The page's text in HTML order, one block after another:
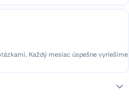
Každý mesiac úspešne vyriešime